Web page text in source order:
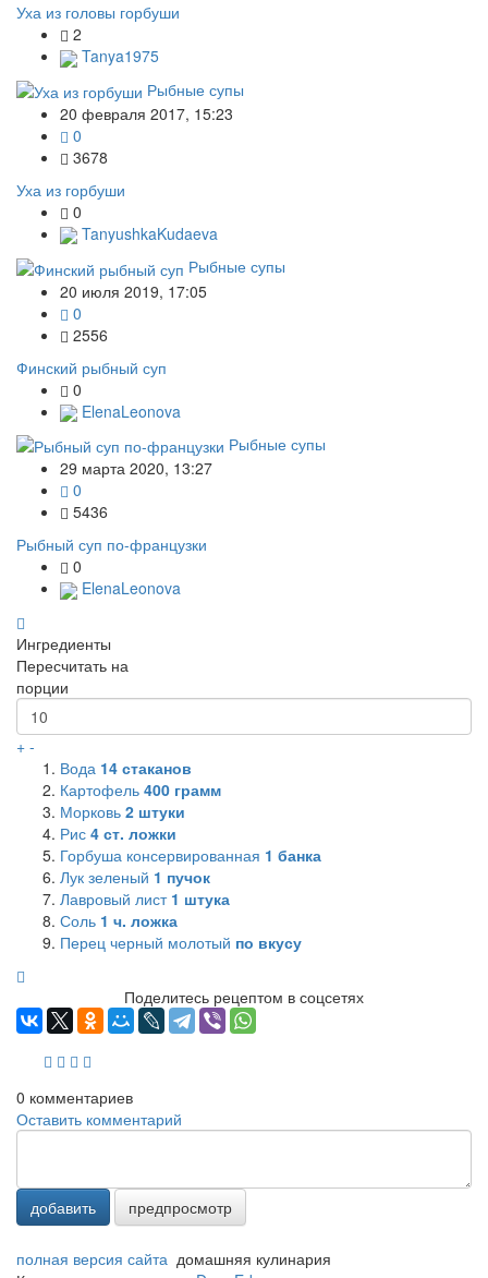
Уха из головы горбуши
2
Tanya1975
Рыбные супы
20 февраля 2017, 15:23
0
3678
Уха из горбуши
0
TanyushkaKudaeva
Рыбные супы
20 июля 2019, 17:05
0
2556
Финский рыбный суп
0
ElenaLeonova
Рыбные супы
29 марта 2020, 13:27
0
5436
Рыбный суп по-французки
0
ElenaLeonova
Ингредиенты
Пересчитать на
порции
+ -
Вода 14 стаканов
Картофель 400 грамм
Морковь 2 штуки
Рис 4 ст. ложки
Горбуша консервированная 1 банка
Лук зеленый 1 пучок
Лавровый лист 1 штука
Соль 1 ч. ложка
Перец черный молотый по вкусу
Поделитесь рецептом в соцсетях
0 комментариев
Оставить комментарий
добавить предпросмотр
полная версия сайта домашняя кулинария